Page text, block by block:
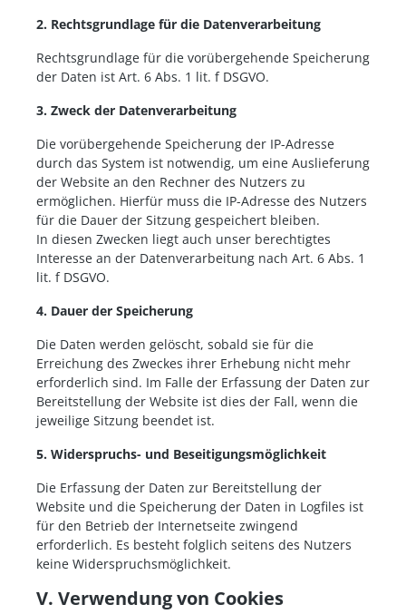
2. Rechtsgrundlage für die Datenverarbeitung
Rechtsgrundlage für die vorübergehende Speicherung
der Daten ist Art. 6 Abs. 1 lit. f DSGVO.
3. Zweck der Datenverarbeitung
Die vorübergehende Speicherung der IP-Adresse
durch das System ist notwendig, um eine Auslieferung
der Website an den Rechner des Nutzers zu
ermöglichen. Hierfür muss die IP-Adresse des Nutzers
für die Dauer der Sitzung gespeichert bleiben.
In diesen Zwecken liegt auch unser berechtigtes
Interesse an der Datenverarbeitung nach Art. 6 Abs. 1
lit. f DSGVO.
4. Dauer der Speicherung
Die Daten werden gelöscht, sobald sie für die
Erreichung des Zweckes ihrer Erhebung nicht mehr
erforderlich sind. Im Falle der Erfassung der Daten zur
Bereitstellung der Website ist dies der Fall, wenn die
jeweilige Sitzung beendet ist.
5. Widerspruchs- und Beseitigungsmöglichkeit
Die Erfassung der Daten zur Bereitstellung der
Website und die Speicherung der Daten in Logfiles ist
für den Betrieb der Internetseite zwingend
erforderlich. Es besteht folglich seitens des Nutzers
keine Widerspruchsmöglichkeit.
V. Verwendung von Cookies